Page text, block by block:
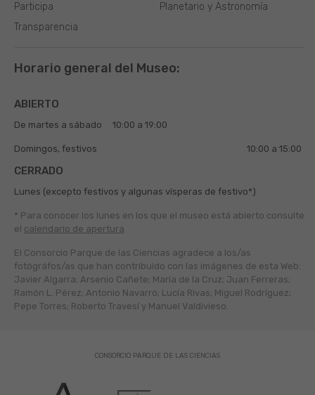
Planetario y Astronomía
Participa
Transparencia
Horario general del Museo:
ABIERTO
De martes a sábado 10:00 a 19:00
Domingos, festivos 10:00 a 15:00
CERRADO
Lunes (excepto festivos y algunas vísperas de festivo*)
* Para conocer los lunes en los que el museo está abierto consulte
el calendario de apertura
El Consorcio Parque de las Ciencias agradece a los/as
fotógráfos/as que han contribuido con las imágenes de esta Web:
Javier Algarra; Arsenio Cañete; María de la Cruz; Juan Ferreras;
Ramón L. Pérez; Antonio Navarro; Lucía Rivas; Miguel Rodríguez;
Pepe Torres; Roberto Travesí y Manuel Valdivieso.
CONSORCIO PARQUE DE LAS CIENCIAS